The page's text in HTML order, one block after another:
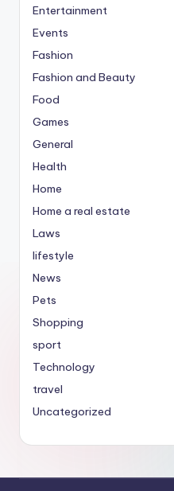
Entertainment
Events
Fashion
Fashion and Beauty
Food
Games
General
Health
Home
Home a real estate
Laws
lifestyle
News
Pets
Shopping
sport
Technology
travel
Uncategorized